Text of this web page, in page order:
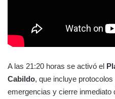
A las 21:20 horas se activó el
Cabildo, que incluye
emergencias y cierre